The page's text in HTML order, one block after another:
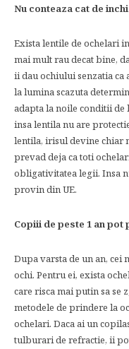
Nu conteaza cat de
Exista lentile de ochelari
mai mult rau decat bine,
ii dau ochiului senzatia ca
la lumina scazuta
adapta la noile conditii de
insa lentila nu are
lentila, irisul devine chiar
prevad deja ca toti
obligativitatea legii. Insa
provin din UE.
Copiii de peste 1 an
Dupa varsta de un an, cei
ochi. Pentru ei, exista
care risca mai putin sa se
metodele de prindere la
ochelari. Daca ai un
tulburari de refractie, ii